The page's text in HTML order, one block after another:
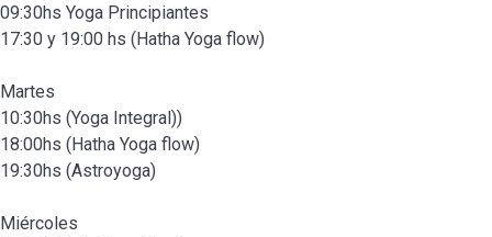
09:30hs Yoga Principiantes
17:30 y 19:00 hs (Hatha Yoga flow)
Martes
10:30hs (Yoga Integral))
18:00hs (Hatha Yoga flow)
19:30hs (Astroyoga)
Miércoles